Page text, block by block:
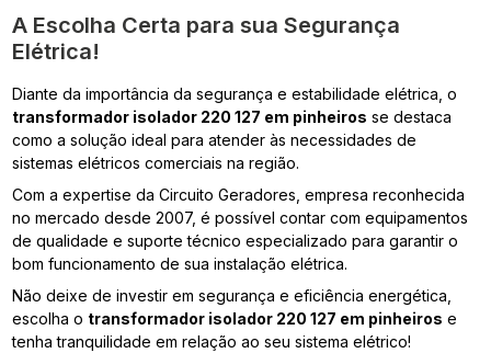
A Escolha Certa para sua Segurança
Elétrica!
Diante da importância da segurança e estabilidade elétrica, o
transformador isolador 220 127 em pinheiros se destaca
como a solução ideal para atender às necessidades de
sistemas elétricos comerciais na região.
Com a expertise da Circuito Geradores, empresa reconhecida
no mercado desde 2007, é possível contar com equipamentos
de qualidade e suporte técnico especializado para garantir o
bom funcionamento de sua instalação elétrica.
Não deixe de investir em segurança e eficiência energética,
escolha o transformador isolador 220 127 em pinheiros e
tenha tranquilidade em relação ao seu sistema elétrico!